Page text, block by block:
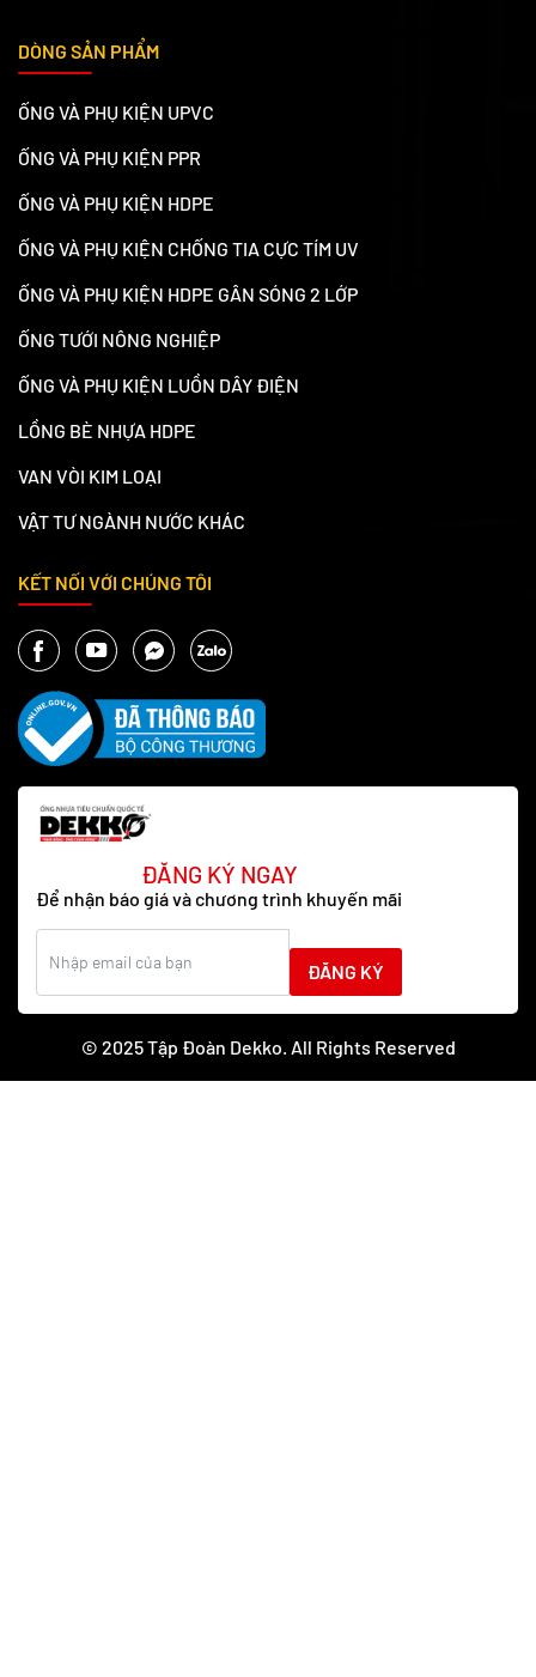
DÒNG SẢN PHẨM
ỐNG VÀ PHỤ KIỆN UPVC
ỐNG VÀ PHỤ KIỆN PPR
ỐNG VÀ PHỤ KIỆN HDPE
ỐNG VÀ PHỤ KIỆN CHỐNG TIA CỰC TÍM UV
ỐNG VÀ PHỤ KIỆN HDPE GÂN SÓNG 2 LỚP
ỐNG TƯỚI NÔNG NGHIỆP
ỐNG VÀ PHỤ KIỆN LUỒN DÂY ĐIỆN
LỒNG BÈ NHỰA HDPE
VAN VÒI KIM LOẠI
VẬT TƯ NGÀNH NƯỚC KHÁC
KẾT NỐI VỚI CHÚNG TÔI
ĐĂNG KÝ NGAY
Để nhận báo giá và chương trình khuyến mãi
ĐĂNG KÝ
© 2025 Tập Đoàn Dekko. All Rights Reserved